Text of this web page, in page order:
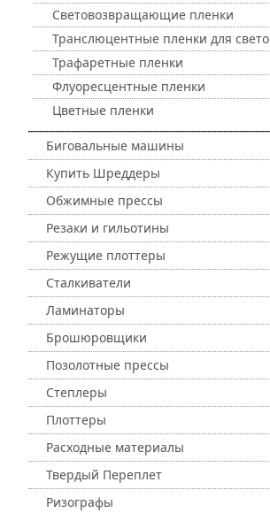
Световозвращающие пленки
Транслюцентные пленки для
Трафаретные пленки
Флуоресцентные пленки
Цветные пленки
Биговальные машины
Купить Шреддеры
Обжимные прессы
Резаки и гильотины
Режущие плоттеры
Сталкиватели
Ламинаторы
Брошюровщики
Позолотные прессы
Степлеры
Плоттеры
Расходные материалы
Твердый Переплет
Ризографы